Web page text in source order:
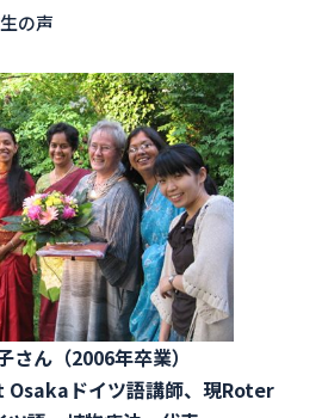
の声
さん（2006年卒業）
ドイツ語講師、現Roter